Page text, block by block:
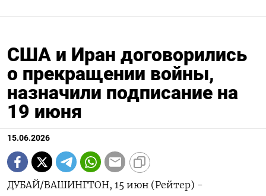
США и Иран договорились
о прекращении войны,
назначили подписание на
19 июня
15.06.2026
ДУБАЙ/ВАШИНГТОН, 15 июн (Рейтер) -